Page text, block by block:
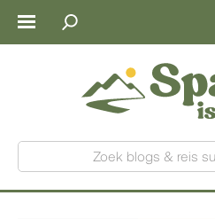
Zoek blogs & reis